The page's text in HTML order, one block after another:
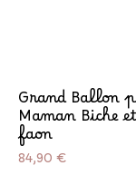
Grand Ballon
Maman Biche
faon
Prix
84,90 €